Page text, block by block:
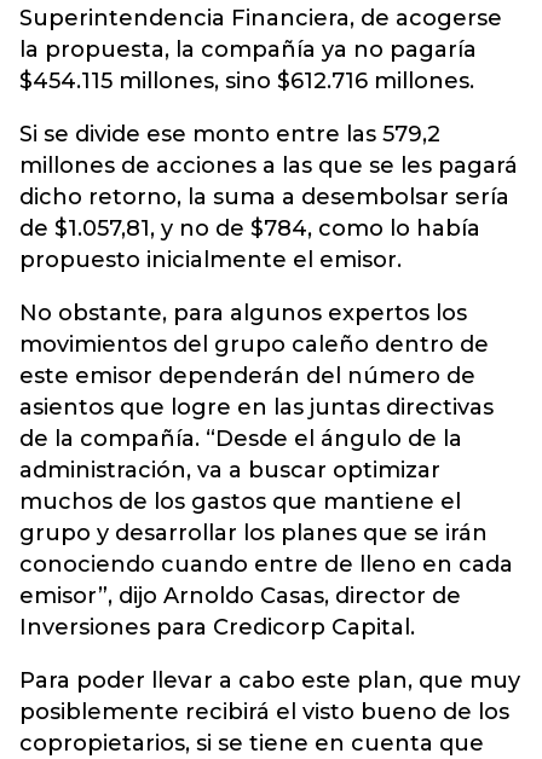
Superintendencia Financiera, de acogerse
la propuesta, la compañía ya no pagaría
$454.115 millones, sino $612.716 millones.
Si se divide ese monto entre las 579,2
millones de acciones a las que se les pagará
dicho retorno, la suma a desembolsar sería
de $1.057,81, y no de $784, como lo había
propuesto inicialmente el emisor.
No obstante, para algunos expertos los
movimientos del grupo caleño dentro de
este emisor dependerán del número de
asientos que logre en las juntas directivas
de la compañía. “Desde el ángulo de la
administración, va a buscar optimizar
muchos de los gastos que mantiene el
grupo y desarrollar los planes que se irán
conociendo cuando entre de lleno en cada
emisor”, dijo Arnoldo Casas, director de
Inversiones para Credicorp Capital.
Para poder llevar a cabo este plan, que muy
posiblemente recibirá el visto bueno de los
copropietarios, si se tiene en cuenta que